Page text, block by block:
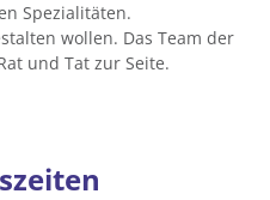
Spezialitäten.
wollen. Das Team der
und Tat zur Seite.